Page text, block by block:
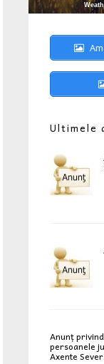
Ultimele
Anunț
persoanele
Axente Sever